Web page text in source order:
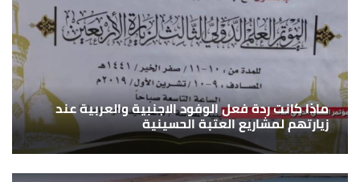
ماذا كانت ردة فعل الوفود الاجنبية والعربية عند
زيارتهم لمشاريع العتبة الحسينية